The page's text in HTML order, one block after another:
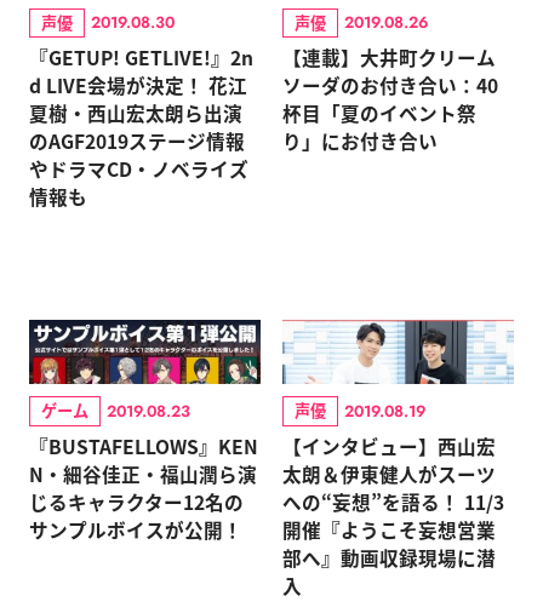
声優 2019.08.30
『GETUP! GETLIVE!』2n
d LIVE会場が決定！ 花江
夏樹・西山宏太朗ら出演
のAGF2019ステージ情報
やドラマCD・ノベライズ
情報も
声優 2019.08.26
【連載】大井町クリーム
ソーダのお付き合い：40
杯目「夏のイベント祭
り」にお付き合い
ゲーム 2019.08.23
『BUSTAFELLOWS』KEN
N・細谷佳正・福山潤ら演
じるキャラクター12名の
サンプルボイスが公開！
声優 2019.08.19
【インタビュー】西山宏
太朗＆伊東健人がスーツ
への“妄想”を語る！ 11/3
開催『ようこそ妄想営業
部へ』動画収録現場に潜
入